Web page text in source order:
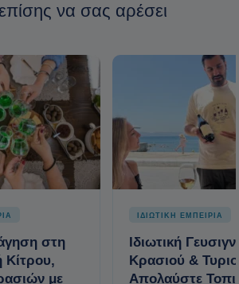
να σας αρέσει
στη
Κίτρου,
με
ΙΔΙΩΤΙΚΗ ΕΜΠΕΙΡΙΑ
Ιδιωτική
Κρασιού &
Απολαύστε